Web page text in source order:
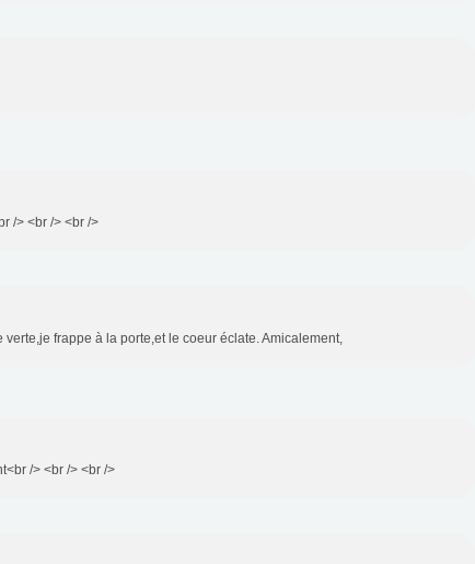
/> <br /> <br />
frappe à la porte,et le coeur éclate. Amicalement,
/> <br /> <br />